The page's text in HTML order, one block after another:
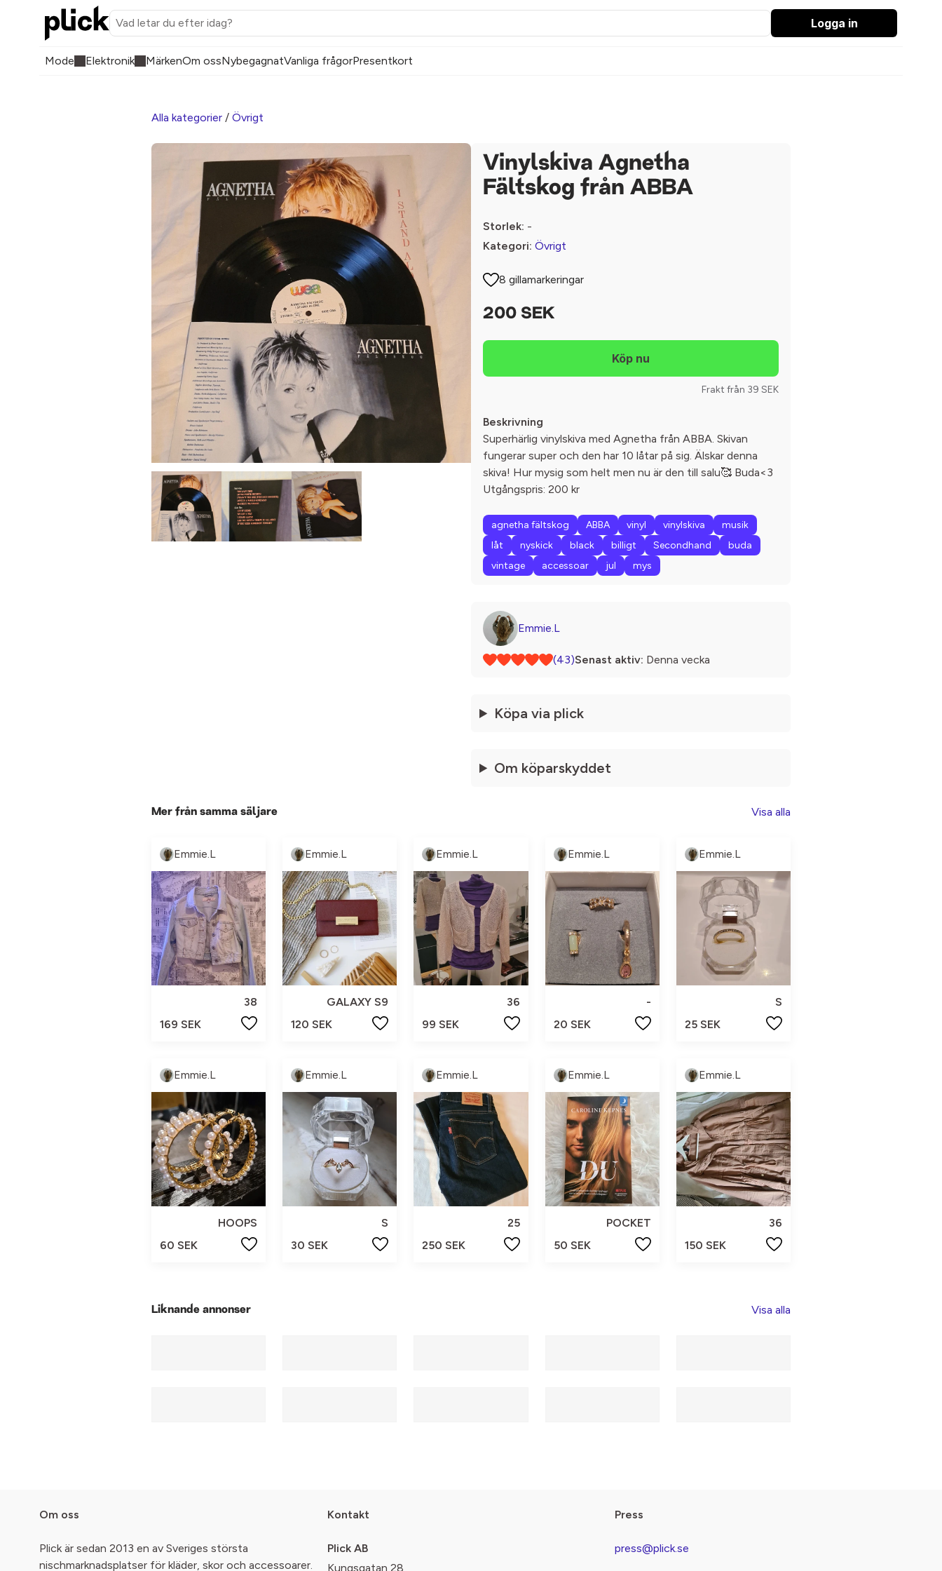
Logga in
Mode Elektronik MärkenOm ossNybegagnatVanliga frågorPresentkort
Alla kategorier / Övrigt
Vinylskiva Agnetha
Fältskog från ABBA
Storlek: -
Kategori: Övrigt
8 gillamarkeringar
200 SEK
Frakt från 39 SEK
Beskrivning
Superhärlig vinylskiva med Agnetha från ABBA. Skivan
fungerar super och den har 10 låtar på sig. Älskar denna
skiva! Hur mysig som helt men nu är den till salu🥰 Buda<3
Utgångspris: 200 kr
agnetha fältskog ABBA vinyl vinylskiva
musik
låt
nyskick black billigt Secondhand
buda
vintage
accessoar jul mys
Emmie.L
(43)Senast aktiv: Denna vecka
Köpa via plick
Om köparskyddet
Mer från samma säljare Visa alla
Emmie.L
38
169 SEK
Emmie.L
GALAXY S9
120 SEK
Emmie.L
36
99 SEK
Emmie.L
-
20 SEK
Emmie.L
S
25 SEK
Emmie.L
HOOPS
60 SEK
Emmie.L
S
30 SEK
Emmie.L
25
250 SEK
Emmie.L
POCKET
50 SEK
Emmie.L
36
150 SEK
Liknande annonser Visa alla
Om oss
Plick är sedan 2013 en av Sveriges största
nischmarknadsplatser för kläder, skor och accessoarer.
Kontakt
Plick AB
Kungsgatan 28
Press
press@plick.se